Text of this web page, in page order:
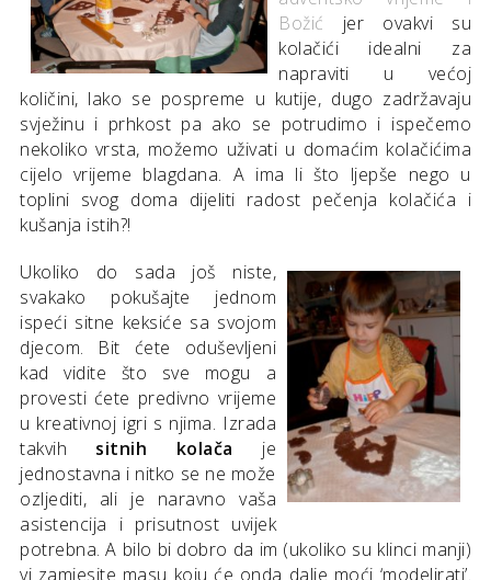
Božić jer ovakvi su
kolačići idealni za
napraviti u većoj
količini, lako se pospreme u kutije, dugo zadržavaju
svježinu i prhkost pa ako se potrudimo i ispečemo
nekoliko vrsta, možemo uživati u domaćim kolačićima
cijelo vrijeme blagdana. A ima li što ljepše nego u
toplini svog doma dijeliti radost pečenja kolačića i
kušanja istih?!
Ukoliko do sada još niste,
svakako pokušajte jednom
ispeći sitne keksiće sa svojom
djecom. Bit ćete oduševljeni
kad vidite što sve mogu a
provesti ćete predivno vrijeme
u kreativnoj igri s njima. Izrada
takvih sitnih kolača je
jednostavna i nitko se ne može
ozljediti, ali je naravno vaša
asistencija i prisutnost uvijek
potrebna. A bilo bi dobro da im (ukoliko su klinci manji)
vi zamjesite masu koju će onda dalje moći ‘modelirati’.